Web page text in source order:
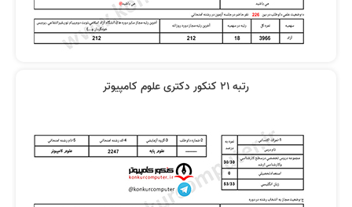
رتبه 21 کنکور دکتری علوم کامپیوتر